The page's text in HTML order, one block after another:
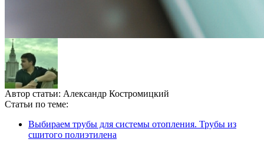
Автор статьи: Александр Костромицкий
Статьи по теме:
Выбираем трубы для системы отопления. Трубы из
сшитого полиэтилена